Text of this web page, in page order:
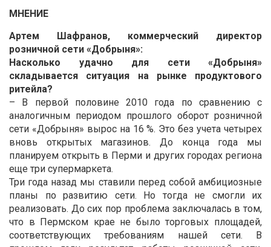
МНЕНИЕ
Артем Шафранов, коммерческий директор
розничной сети «Добрыня»:
Насколько удачно для сети «Добрыня»
складывается ситуация на рынке продуктового
ритейла?
– В первой половине 2010 года по сравнению с
аналогичным периодом прошлого оборот розничной
сети «Добрыня» вырос на 16 %. Это без учета четырех
вновь открытых магазинов. До конца года мы
планируем открыть в Перми и других городах региона
еще три супермаркета.
Три года назад мы ставили перед собой амбициозные
планы по развитию сети. Но тогда не смогли их
реализовать. До сих пор проблема заключалась в том,
что в Пермском крае не было торговых площадей,
соответствующих требованиям нашей сети. В